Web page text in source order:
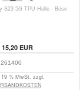
S23 5G TPU Hülle - Böse
15,20EUR
261400
% MwSt. zzgl.